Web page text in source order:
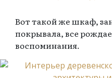
Вот такой же шкаф,
покрывала, все
воспоминания.